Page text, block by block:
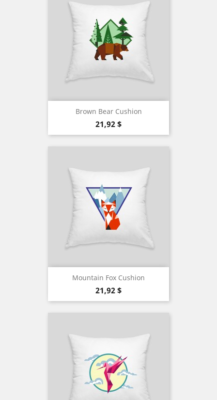
Brown Bear Cushion
Precio
21,92 $
Mountain Fox Cushion
Precio
21,92 $